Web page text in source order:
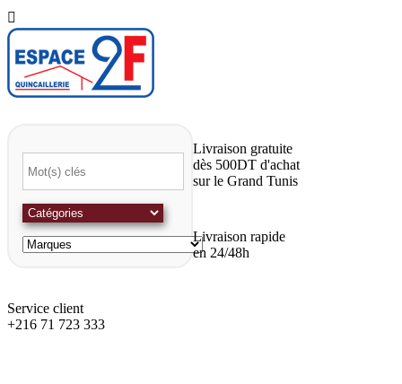

Livraison gratuite
dès 500DT d'achat
sur le Grand Tunis
Livraison rapide
en 24/48h
Service client
+216 71 723 333